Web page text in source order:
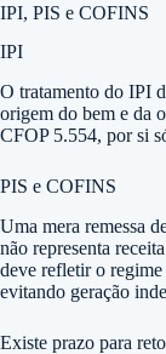
IPI, PIS e COFINS
IPI
O tratamento do IPI
origem do bem e da
CFOP 5.554, por si
PIS e COFINS
Uma mera remessa
não representa
deve refletir o
evitando geração
Existe prazo para